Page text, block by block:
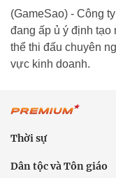
(GameSao) - Công
đang ấp ủ ý định tạo
thể thi đấu chuyên
vực kinh doanh.
Thời sự
Dân tộc và Tôn giáo